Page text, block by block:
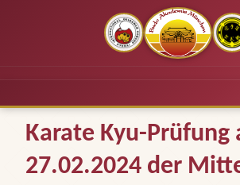
Karate Kyu-Prüfung
27.02.2024 der